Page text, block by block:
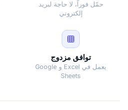
حمّل فوراً، لا حاجة لبريد
إلكتروني
توافق مزدوج
يعمل في Excel و Google
Sheets